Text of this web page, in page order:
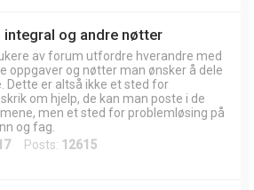
integral og andre nøtter
av forum utfordre hverandre med
oppgaver og nøtter man ønsker å dele
Dette er altså ikke et sted for
om hjelp, de kan man poste i de
men et sted for problemløsing på
og fag.
Posts: 12615